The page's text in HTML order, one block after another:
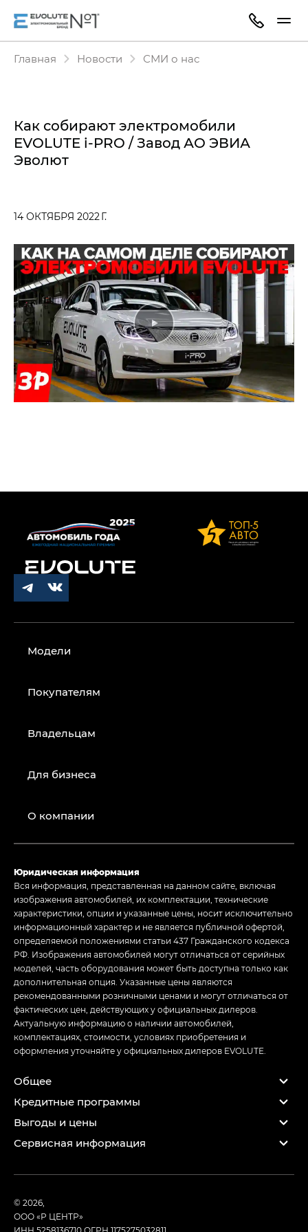
Главная Новости СМИ о нас
Как собирают электромобили
EVOLUTE i‑PRO / Завод АО ЭВИА
Эволют
14 ОКТЯБРЯ 2022 Г.
Модели
Покупателям
Владельцам
Для бизнеса
О компании
Юридическая информация
Вся информация, представленная на данном сайте, включая
изображения автомобилей, их комплектации, технические
характеристики, опции и указанные цены, носит исключительно
информационный характер и не является публичной офертой,
определяемой положениями статьи 437 Гражданского кодекса
РФ. Изображения автомобилей могут отличаться от серийных
моделей, часть оборудования может быть доступна только как
дополнительная опция. Указанные цены являются
рекомендованными розничными ценами и могут отличаться от
фактических цен, действующих у официальных дилеров.
Актуальную информацию о наличии автомобилей,
комплектациях, стоимости, условиях приобретения и
оформления уточняйте у официальных дилеров EVOLUTE.
Общее
Кредитные программы
Выгоды и цены
Сервисная информация
© 2026,
ООО «Р ЦЕНТР»
ИНН 5258136710ОГРН 1175275032811